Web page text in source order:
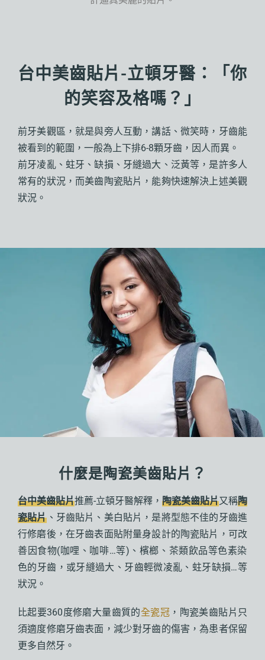
台中美齒貼片-立頓牙醫：「你
的笑容及格嗎？」
前牙美觀區，就是與旁人互動，講話、微笑時，牙齒能
被看到的範圍，一般為上下排6-8顆牙齒，因人而異。
前牙凌亂、蛀牙、缺損、牙縫過大、泛黃等，是許多人
常有的狀況，而美齒陶瓷貼片，能夠快速解決上述美觀
狀況。
什麼是陶瓷美齒貼片？
台中美齒貼片推薦-立頓牙醫解釋， 陶瓷美齒貼片又稱陶
瓷貼片、牙齒貼片、美白貼片， 是將型態不佳的牙齒進
行修磨後， 在牙齒表面貼附量身設計的陶瓷貼片，可改
善因食物(咖哩、 咖啡…等)、檳榔、茶類飲品等色素染
色的牙齒，或牙縫過大、 牙齒輕微凌亂、蛀牙缺損…等
狀況。
比起要360度修磨大量齒質的全瓷冠 ，陶瓷美齒貼片只
須適度修磨牙齒表面，減少對牙齒的傷害，為患者保留
更多自然牙。